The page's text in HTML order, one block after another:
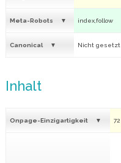
Meta-Robots index,follow
Canonical Nicht gesetzt
Inhalt
Onpage-Einzigartigkeit 72